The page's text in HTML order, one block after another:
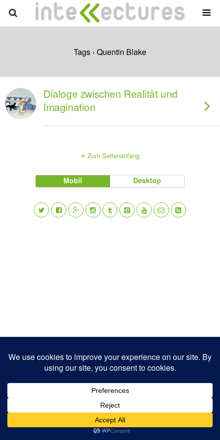
Tags › Quentin Blake
Dialoge zwischen Realität und
Imagination
Zum Seitenanfang
Mobil Desktop